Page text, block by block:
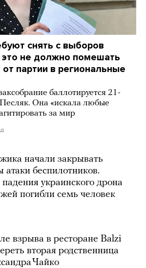
снять с выборов
это не должно помешать
партии в региональные
баллотируется 21-
Она «искала любые
за мир
начали закрывать
атаки беспилотников.
падения украинского дрона
погибли семь человек
взрыва в ресторане Balzi
вторая родственница
Чайко